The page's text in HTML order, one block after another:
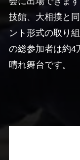
技館、大相撲と
ント形式の取り
の総参加者は約4
晴れ舞台です。